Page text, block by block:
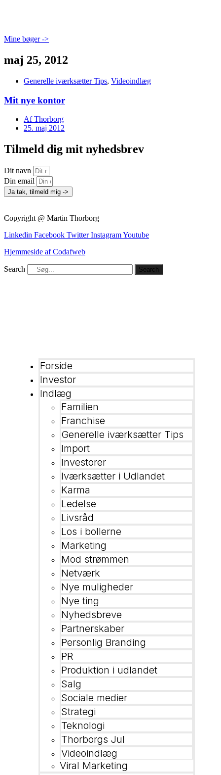
Mine bøger ->
maj 25, 2012
Generelle iværksætter Tips, Videoindlæg
Mit nye kontor
AfThorborg
25. maj 2012
Tilmeld dig mit nyhedsbrev
Dit navn
Din email
Ja tak, tilmeld mig ->
Copyright @ Martin Thorborg
Linkedin Facebook Twitter InstagramYoutube
Hjemmeside af Codafweb
Search Search
Forside
Investor
Indlæg
Familien
Franchise
Generelle iværksætter Tips
Import
Investorer
Iværksætter i Udlandet
Karma
Ledelse
Livsråd
Los i bollerne
Marketing
Mod strømmen
Netværk
Nye muligheder
Nye ting
Nyhedsbreve
Partnerskaber
Personlig Branding
PR
Produktion i udlandet
Salg
Sociale medier
Strategi
Teknologi
Thorborgs Jul
Videoindlæg
Viral Marketing